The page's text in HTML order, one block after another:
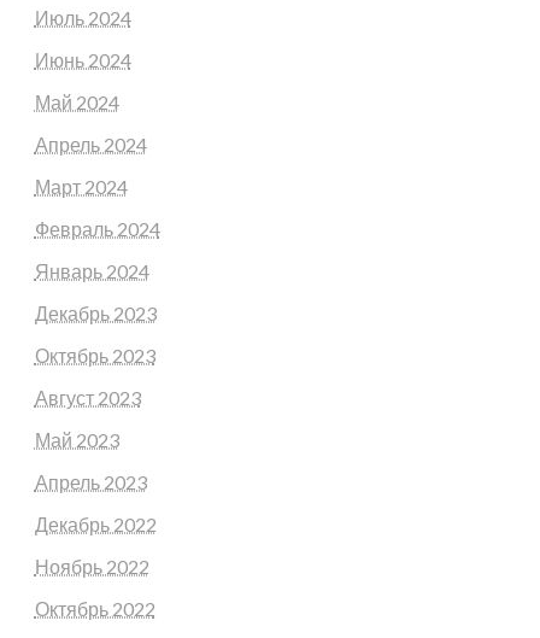
Июль 2024
Июнь 2024
Май 2024
Апрель 2024
Март 2024
Февраль 2024
Январь 2024
Декабрь 2023
Октябрь 2023
Август 2023
Май 2023
Апрель 2023
Декабрь 2022
Ноябрь 2022
Октябрь 2022